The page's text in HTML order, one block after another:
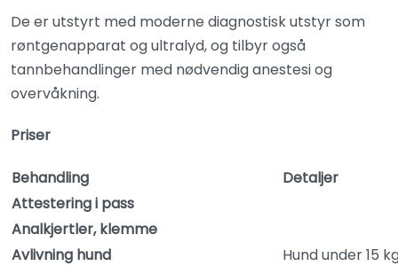
De er utstyrt med moderne diagnostisk utstyr som
røntgenapparat og ultralyd, og tilbyr også
tannbehandlinger med nødvendig anestesi og
overvåkning.
Priser
Behandling
Detaljer
Attestering i pass
Analkjertler, klemme
Avlivning hund
Hund under 15